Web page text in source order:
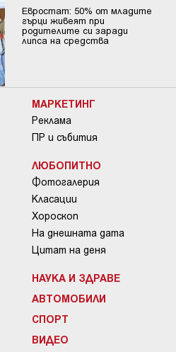
Евростат: 50% от младите
гърци живеят при
родителите си заради
липса на средства
МАРКЕТИНГ
Реклама
ПР и събития
ЛЮБОПИТНО
Фотогалерия
Класации
Хороскоп
На днешната дата
Цитат на деня
НАУКА И ЗДРАВЕ
АВТОМОБИЛИ
СПОРТ
ВИДЕО